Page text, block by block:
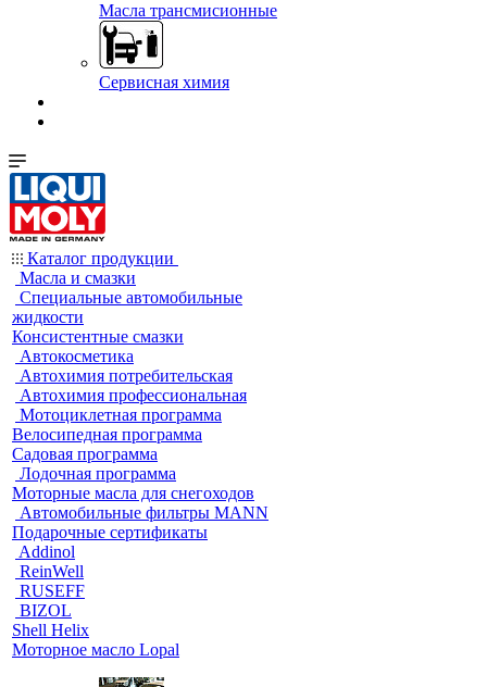
Масла трансмисионные
Сервисная химия
Каталог продукции
Масла и смазки
Специальные автомобильные
жидкости
Консистентные смазки
Автокосметика
Автохимия потребительская
Автохимия профессиональная
Мотоциклетная программа
Велосипедная программа
Садовая программа
Лодочная программа
Моторные масла для снегоходов
Автомобильные фильтры MANN
Подарочные сертификаты
Addinol
ReinWell
RUSEFF
BIZOL
Shell Helix
Моторное масло Lopal